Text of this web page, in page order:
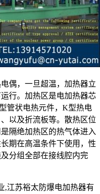
偶，一旦超温，加热器立
行。加热区是电加热器芯
管状电热元件，K型热电
以及折流板等。散热区位
隔绝加热区的热气体进入
期在高温条件下使用，性
分组全部在接线腔内完